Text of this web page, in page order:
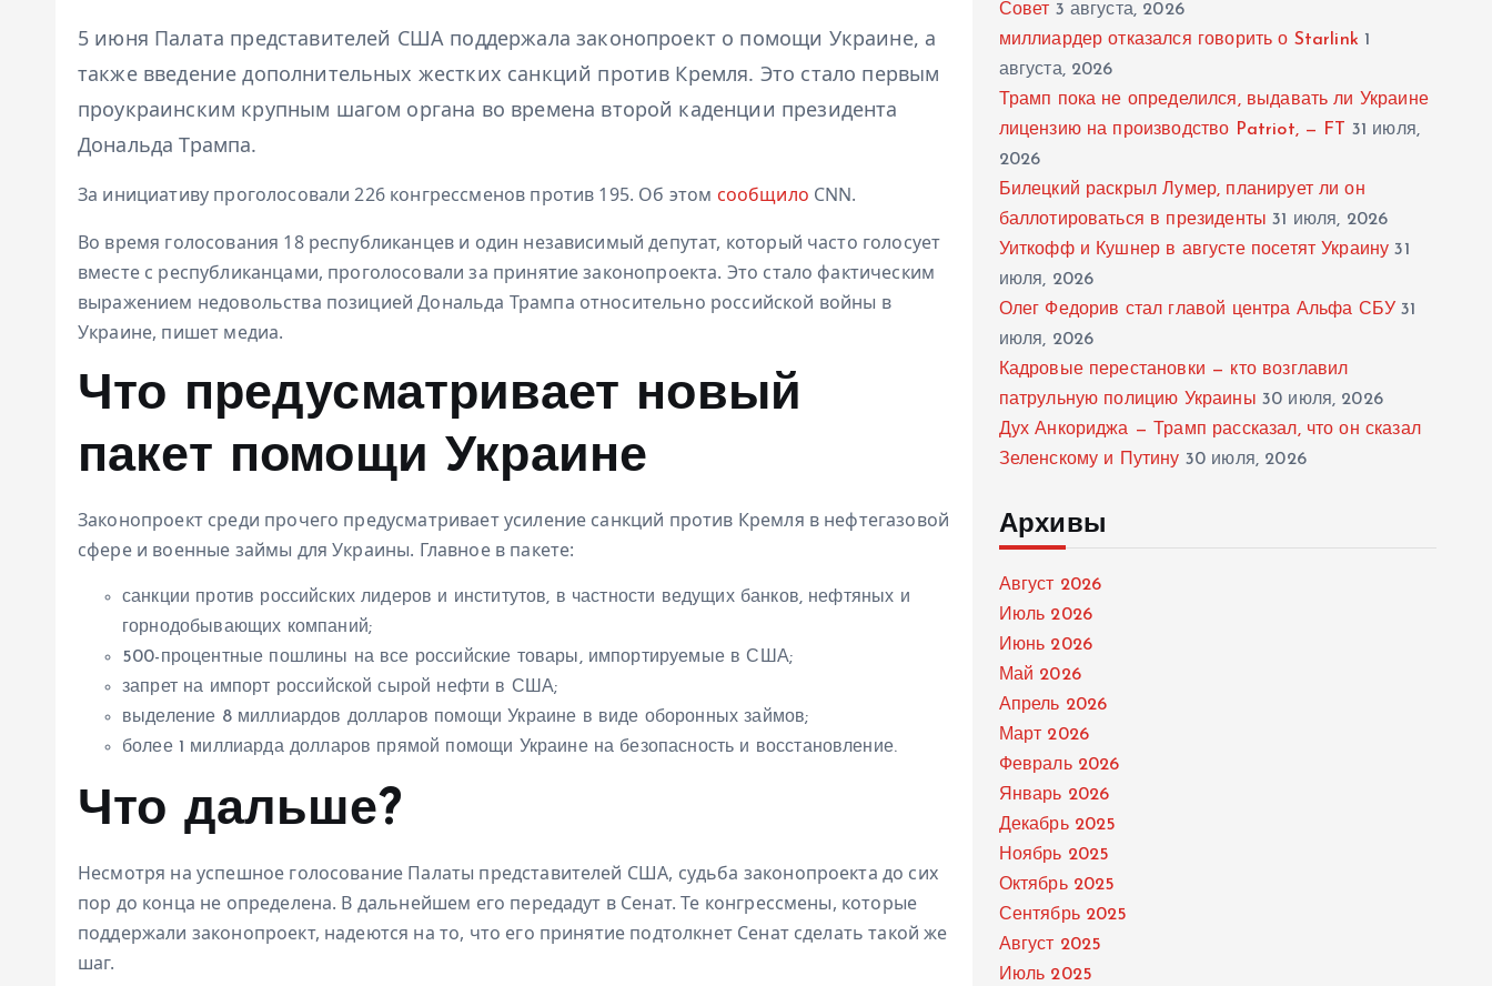
5 июня Палата представителей США поддержала законопроект о помощи Украине, а
также введение дополнительных жестких санкций против Кремля. Это стало первым
проукраинским крупным шагом органа во времена второй каденции президента
Дональда Трампа.
За инициативу проголосовали 226 конгрессменов против 195. Об этом сообщило CNN.
Во время голосования 18 республиканцев и один независимый депутат, который часто голосует
вместе с республиканцами, проголосовали за принятие законопроекта. Это стало фактическим
выражением недовольства позицией Дональда Трампа относительно российской войны в
Украине, пишет медиа.
Что предусматривает новый
пакет помощи Украине
Законопроект среди прочего предусматривает усиление санкций против Кремля в нефтегазовой
сфере и военные займы для Украины. Главное в пакете:
санкции против российских лидеров и институтов, в частности ведущих банков, нефтяных и
горнодобывающих компаний;
500-процентные пошлины на все российские товары, импортируемые в США;
запрет на импорт российской сырой нефти в США;
выделение 8 миллиардов долларов помощи Украине в виде оборонных займов;
более 1 миллиарда долларов прямой помощи Украине на безопасность и восстановление.
Что дальше?
Несмотря на успешное голосование Палаты представителей США, судьба законопроекта до сих
пор до конца не определена. В дальнейшем его передадут в Сенат. Те конгрессмены, которые
поддержали законопроект, надеются на то, что его принятие подтолкнет Сенат сделать такой же
шаг.
Совет 3 августа, 2026
миллиардер отказался говорить о Starlink 1
августа, 2026
Трамп пока не определился, выдавать ли Украине
лицензию на производство Patriot, — FT
31 июля,
2026
Билецкий раскрыл Лумер, планирует ли он
баллотироваться в президенты 31 июля, 2026
Уиткофф и Кушнер в августе посетят Украину 31
июля, 2026
Олег Федорив стал главой центра Альфа СБУ 31
июля, 2026
Кадровые перестановки — кто возглавил
патрульную полицию Украины 30 июля, 2026
Дух Анкориджа — Трамп рассказал, что он сказал
Зеленскому и Путину 30 июля, 2026
Архивы
Август 2026
Июль 2026
Июнь 2026
Май 2026
Апрель 2026
Март 2026
Февраль 2026
Январь 2026
Декабрь 2025
Ноябрь 2025
Октябрь 2025
Сентябрь 2025
Август 2025
Июль 2025